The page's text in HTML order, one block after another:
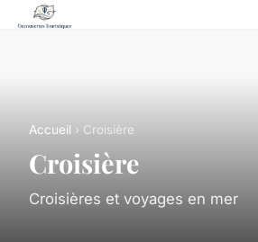
Accueil › Croisière
Croisière
Croisières et voyages en mer